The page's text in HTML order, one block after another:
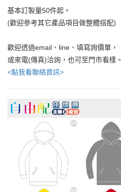
基本訂製量50件起。
(歡迎參考其它產品項目做整體搭配)
歡迎透過email、line、填寫詢價單，
或來電(傳真)洽詢，也可至門市看樣。
<點我看聯絡資訊>